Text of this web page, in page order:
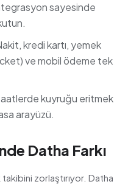
sayesinde
kredi kartı, yemek
ve mobil ödeme tek
kuyruğu eritmek
arayüzü.
Datha Farkı
zorlaştırıyor. Datha